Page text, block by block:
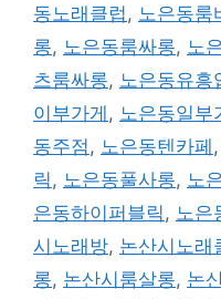
동노래클럽 , 노은동룸
롱, 노은동룸싸롱, 노
츠룸싸롱, 노은동유흥
이부가게 , 노은동일부
동주점 , 노은동텐카페 ,
릭 , 노은동풀사롱, 노
은동하이퍼블릭 , 노은
시노래방, 논산시노래
롱, 논산시룸살롱, 논